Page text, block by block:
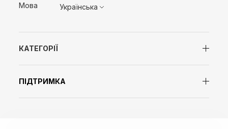
КАТЕГОРІЇ
ПІДТРИМКА
Мова Українська